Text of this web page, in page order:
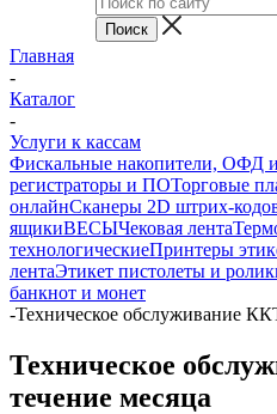
Главная
-
Каталог
-
Услуги к кассам
Фискальные накопители, ОФД
регистраторы и ПОТорговые
онлайнСканеры 2D штрих-
ящикиВЕСЫЧековая лента
технологическиеПринтеры
лентаЭтикет пистолеты и
банкнот и монет
-Техническое обслуживание
Техническое
течение месяца